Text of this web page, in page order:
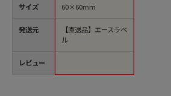
サイズ
発送元
レビュー
60×60mm
【直送品】エースラベ
ル